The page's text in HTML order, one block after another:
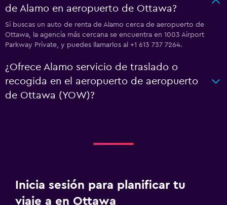
de Alamo en aeropuerto de Ottawa?
Si buscas un auto de renta de Alamo cerca de aeropuerto de
Ottawa, la agencia más cercana se encuentra en 1003 Airport
Parkway Private, y puedes llamarlos al +1 613 737 7264.
¿Ofrece Alamo servicio de traslado o
recogida en el aeropuerto de aeropuerto
de Ottawa (YOW)?
Inicia sesión para planificar tu
viaje a en Ottawa